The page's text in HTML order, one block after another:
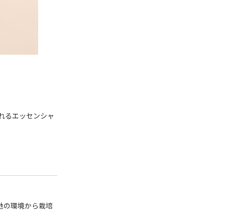
るエッセンシャ
の環境から栽培